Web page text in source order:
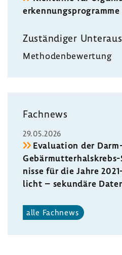
erken­nungs­pro­gramme
Zustän­diger
Metho­den­be­wer­tung
Fach­news
29.05.2026
Evalua­tion der
nisse für die Jahre
licht – sekun­däre
alle Fach­news